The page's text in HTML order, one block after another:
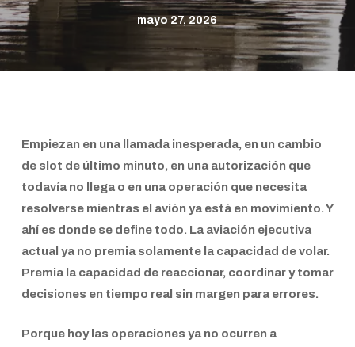
mayo 27, 2026
Empiezan en una llamada inesperada, en un cambio
de slot de último minuto, en una autorización que
todavía no llega o en una operación que necesita
resolverse mientras el avión ya está en movimiento. Y
ahí es donde se define todo. La aviación ejecutiva
actual ya no premia solamente la capacidad de volar.
Premia la capacidad de reaccionar, coordinar y tomar
decisiones en tiempo real sin margen para errores.
Porque hoy las operaciones ya no ocurren a